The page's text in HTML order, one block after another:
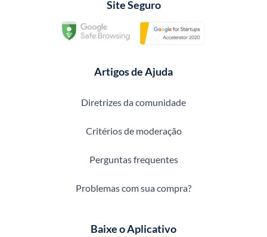
Site Seguro
Artigos de Ajuda
Diretrizes da comunidade
Critérios de moderação
Perguntas frequentes
Problemas com sua compra?
Baixe o Aplicativo